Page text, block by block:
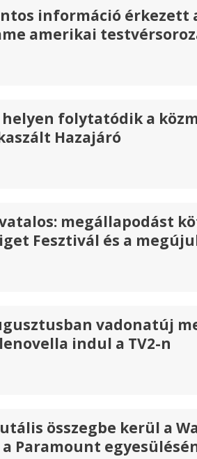
információ érkezett
amerikai
helyen folytatódik a
Hazajáró
megállapodást
Fesztivál és a
vadonatúj
indul a TV2-n
összegbe kerül a
a Paramount